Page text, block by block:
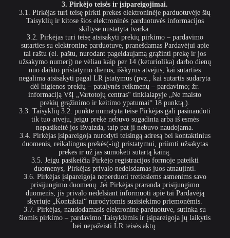
3. Pirkėjo teisės ir įsipareigojimai.
3.1. Pirkėjas turi teisę pirkti prekes elektroninėje parduotuvėje šių
Taisyklių ir kitose šios elektroninės parduotuvės informacijos
skiltyse nustatyta tvarka.
3.2. Pirkėjas turi teisę atsisakyti prekių pirkimo – pardavimo
sutarties su elektronine parduotuve, pranešdamas Pardavėjui apie
tai raštu (el. paštu, nurodant pageidaujamą grąžinti prekę ir jos
užsakymo numerį) ne vėliau kaip per 14 (keturiolika) darbo dienų
nuo daikto pristatymo dienos, išskyrus atvejus, kai sutarties
negalima atsisakyti pagal LR įstatymus (pvz., kai sutartis sudaryta
dėl higienos prekių – patalynės reikmenų – pardavimo; žr.
informaciją VšĮ „Vartotojų centras“ tinklalapyje „Ne maisto
prekių grąžinimo ir keitimo ypatumai“ 18 punktą.).
3.3. Taisyklių 3.2. punkte numatyta teise Pirkėjas gali pasinaudoti
tik tuo atveju, jeigu prekė nebuvo sugadinta arba iš esmės
nepasikeitė jos išvaizda, taip pat ji nebuvo naudojama.
3.4. Pirkėjas įsipareigoja nurodyti teisingą adresą bei kontaktinius
duomenis, reikalingus prekės(-ių) pristatymui, priimti užsakytas
prekes ir už jas sumokėti sutartą kainą.
3.5. Jeigu pasikeičia Pirkėjo registracijos formoje pateikti
duomenys, Pirkėjas privalo nedelsdamas juos atnaujinti.
3.6. Pirkėjas įsipareigoja neperduoti tretiesiems asmenims savo
prisijungimo duomenų. Jei Pirkėjas praranda prisijungimo
duomenis, jis privalo nedelsiant informuoti apie tai Pardavėją
skyriuje „Kontaktai“ nurodytomis susisiekimo priemonėmis.
3.7. Pirkėjas, naudodamasis elektronine parduotuve, sutinka su
šiomis pirkimo – pardavimo Taisyklėmis ir įsipareigoja jų laikytis
bei nepažeisti LR teisės aktų.